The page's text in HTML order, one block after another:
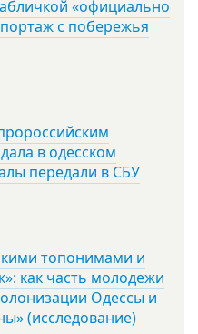
«официально
с побережья
в одесском
передали в СБУ
топонимами и
как часть молодежи
Одессы и
(исследование)